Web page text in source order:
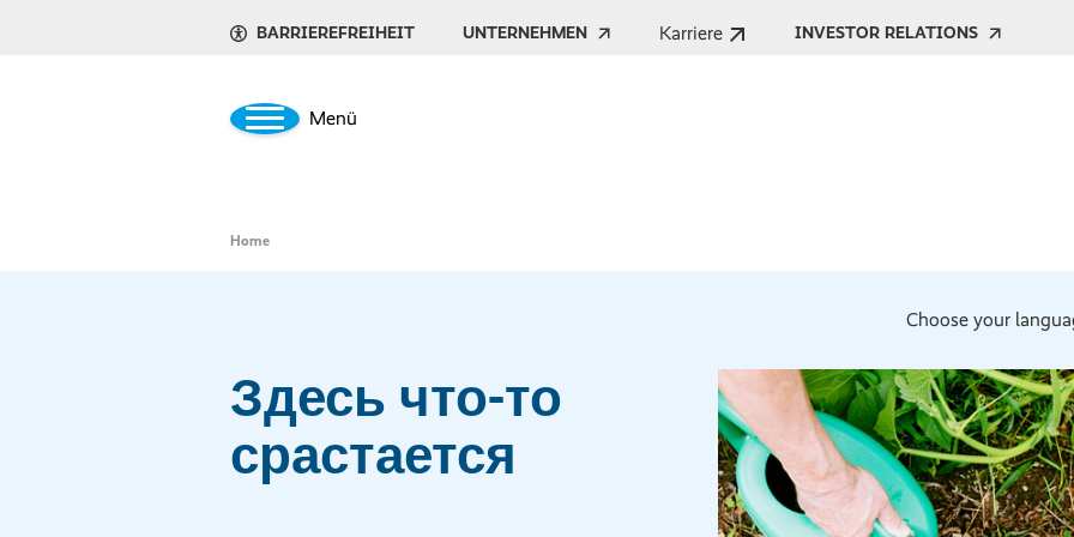
BARRIEREFREIHEIT UNTERNEHMEN Karriere INVESTOR RELATIONS
Menü
Home
Choose your
Здесь что-то
срастается